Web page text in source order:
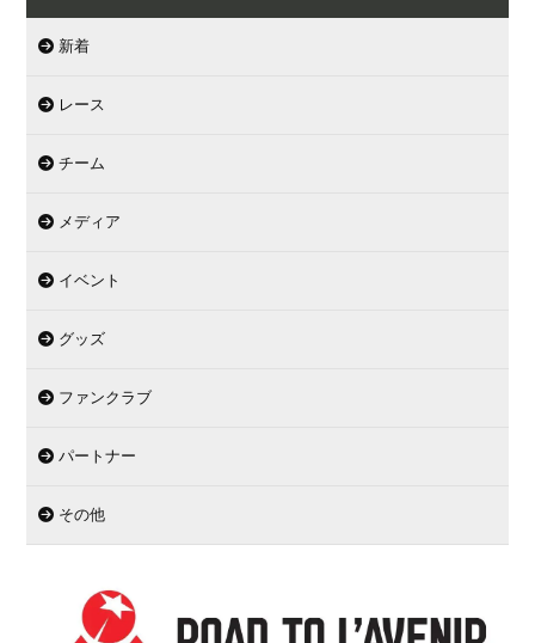
新着
レース
チーム
メディア
イベント
グッズ
ファンクラブ
パートナー
その他